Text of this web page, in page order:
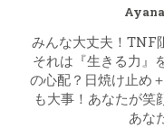
みんな大丈夫！TNF
それは『生きる力』
の心配？日焼け止め
も大事！あなたが笑
あな